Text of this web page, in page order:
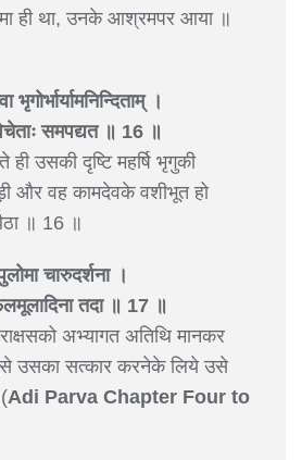
ही था, उनके आश्रमपर आया ॥
।
समपद्यत ॥ 16 ॥
उसकी दृष्टि महर्षि भृगुकी
और वह कामदेवके वशीभूत हो
॥ 16 ॥
चारुदर्शना ।
तदा ॥ 17 ॥
अभ्यागत अतिथि मानकर
उसका सत्कार करनेके लिये उसे
Adi Parva Chapter Four to